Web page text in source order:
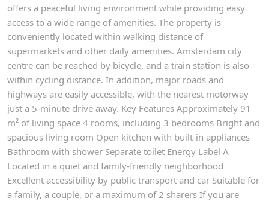
offers a peaceful living environment while providing easy
access to a wide range of amenities. The property is
conveniently located within walking distance of
supermarkets and other daily amenities. Amsterdam city
centre can be reached by bicycle, and a train station is also
within cycling distance. In addition, major roads and
highways are easily accessible, with the nearest motorway
just a 5-minute drive away. Key Features Approximately 91
m² of living space 4 rooms, including 3 bedrooms Bright and
spacious living room Open kitchen with built-in appliances
Bathroom with shower Separate toilet Energy Label A
Located in a quiet and family-friendly neighborhood
Excellent accessibility by public transport and car Suitable for
a family, a couple, or a maximum of 2 sharers If you are